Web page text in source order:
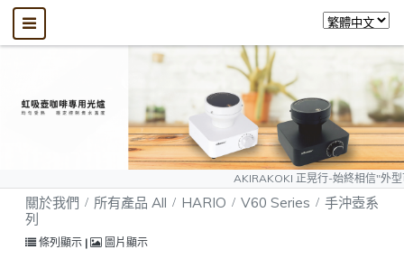
AKIRAKOKI 正晃行-始終相信"
關於我們 所有產品 All HARIO V60 Series
手沖壺系
列
條列顯示 | 圖片顯示